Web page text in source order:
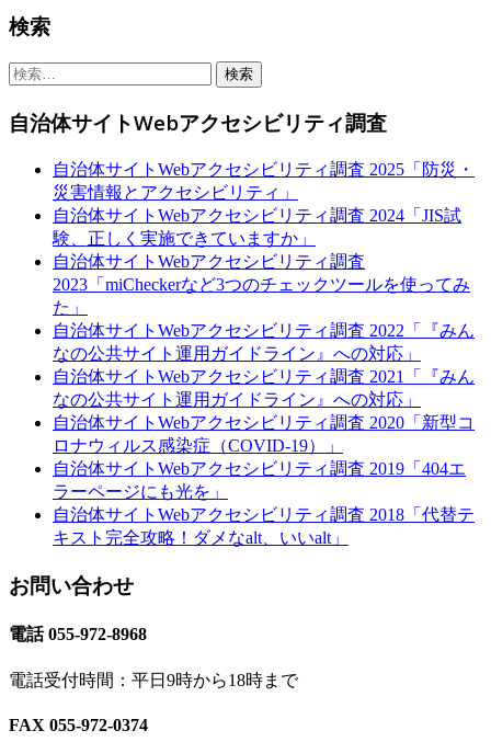
Sidebar
検索
検
自治体サイトWebアクセシビリティ調査
自治体サイトWebアクセシビリティ調査 2025「防災・
災害情報とアクセシビリティ」
自治体サイトWebアクセシビリティ調査 2024「JIS試
験、正しく実施できていますか」
自治体サイトWebアクセシビリティ調査
2023「miCheckerなど3つのチェックツールを使ってみ
た」
自治体サイトWebアクセシビリティ調査 2022「『みん
なの公共サイト運用ガイドライン』への対応」
自治体サイトWebアクセシビリティ調査 2021「『みん
なの公共サイト運用ガイドライン』への対応」
自治体サイトWebアクセシビリティ調査 2020「新型コ
ロナウィルス感染症（COVID-19）」
自治体サイトWebアクセシビリティ調査 2019「404エ
ラーページにも光を」
自治体サイトWebアクセシビリティ調査 2018「代替テ
キスト完全攻略！ダメなalt、いいalt」
お問い合わせ
電話 055-972-8968
電話受付時間：平日9時から18時まで
FAX 055-972-0374